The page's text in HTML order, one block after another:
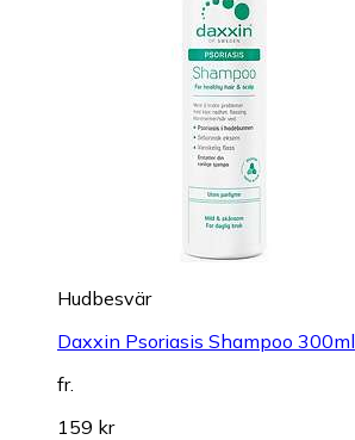
Hudbesvär
Daxxin Psoriasis Shampoo 300ml
fr.
159 kr